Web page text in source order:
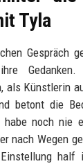
Tyla
Gespräch
als Künstlerin
betont die
habe noch nie
nach Wegen
Einstellung